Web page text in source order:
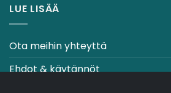
LUE LISÄÄ
Ota meihin yhteyttä
Ehdot & käytännöt